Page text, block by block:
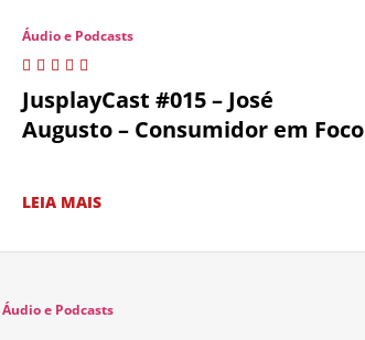
Áudio e Podcasts
JusplayCast #015 – José
Augusto – Consumidor em Foco
LEIA MAIS
Áudio e Podcasts